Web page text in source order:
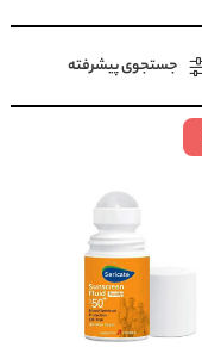
جستجوی پیشرفته